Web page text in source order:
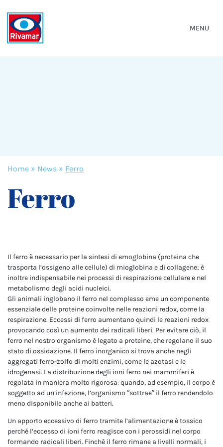
MENU
Home » News » Ferro
Ferro
Il ferro è necessario per la sintesi di emoglobina (proteina che
trasporta l’ossigeno alle cellule) di mioglobina e di collagene; è
inoltre indispensabile nei processi di respirazione cellulare e nel
metabolismo degli acidi nucleici.
Gli animali inglobano il ferro nel complesso eme un componente
essenziale delle proteine coinvolte nelle reazioni redox, come la
respirazione. Eccessi di ferro aumentano quindi le reazioni redox
provocando così un aumento dei radicali liberi. Per evitare ciò, il
ferro nel nostro organismo è legato a proteine, che regolano il suo
stato di ossidazione. Il ferro inorganico si trova anche negli
aggregati ferro-zolfo di molti enzimi, come le azotasi e le
idrogenasi. La distribuzione degli ioni ferro nei mammiferi è
regolata in maniera molto rigorosa: quando, ad esempio, il corpo è
soggetto ad un’infezione, l’organismo “sottrae” il ferro rendendolo
meno disponibile anche ai batteri.
Un apporto eccessivo di ferro tramite l’alimentazione è tossico
perché l’eccesso di ioni ferro reagisce con i perossidi nel corpo
formando radicali liberi. Finché il ferro rimane a livelli normali, i